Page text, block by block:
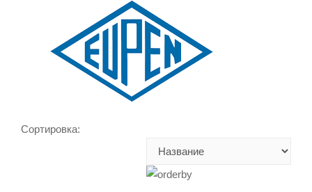
Сортировка: